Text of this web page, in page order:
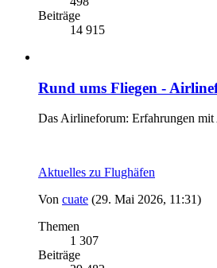
Beiträge
14 915
Rund ums Fliegen -
Das Airlineforum: Erfahrungen
Aktuelles zu Flughäfen
Von cuate (29. Mai 2026, 11:31)
Themen
1 307
Beiträge